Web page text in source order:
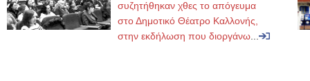
συζητήθηκαν χθες το απόγευμα
στο Δημοτικό Θέατρο Καλλονής,
στην εκδήλωση που διοργάνω